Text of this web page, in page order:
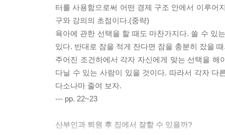
터를 사용함으로써 어떤 경제 구조 안에서 이루어
구와 강의의 초점이다.(중략)
육아에 관한 선택을 할 때도 마찬가지다. 쓸 수 있
있다. 반대로 잠을 적게 잔다면 잠을 충분히 잤을
주어진 조건하에서 각자 자신에게 맞는 선택을
다닐 수 있는 사람이 있을 것이다. 따라서 각자 다
다소나마 줄여 보자.
--- pp. 22~23
산부인과 퇴원 후 집에서 잘할 수 있을까?